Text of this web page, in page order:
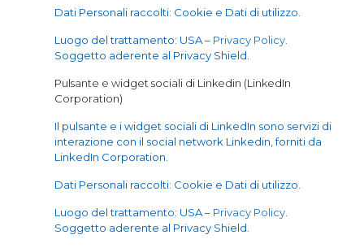
Dati Personali raccolti: Cookie e Dati di utilizzo.
Luogo del trattamento: USA – Privacy Policy.
Soggetto aderente al Privacy Shield.
Pulsante e widget sociali di Linkedin (LinkedIn
Corporation)
Il pulsante e i widget sociali di LinkedIn sono servizi di
interazione con il social network Linkedin, forniti da
LinkedIn Corporation.
Dati Personali raccolti: Cookie e Dati di utilizzo.
Luogo del trattamento: USA – Privacy Policy.
Soggetto aderente al Privacy Shield.